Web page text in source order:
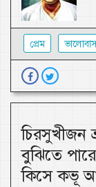
প্রেম
চিরসুখীজন
বুঝিতে
কিসে কভূ